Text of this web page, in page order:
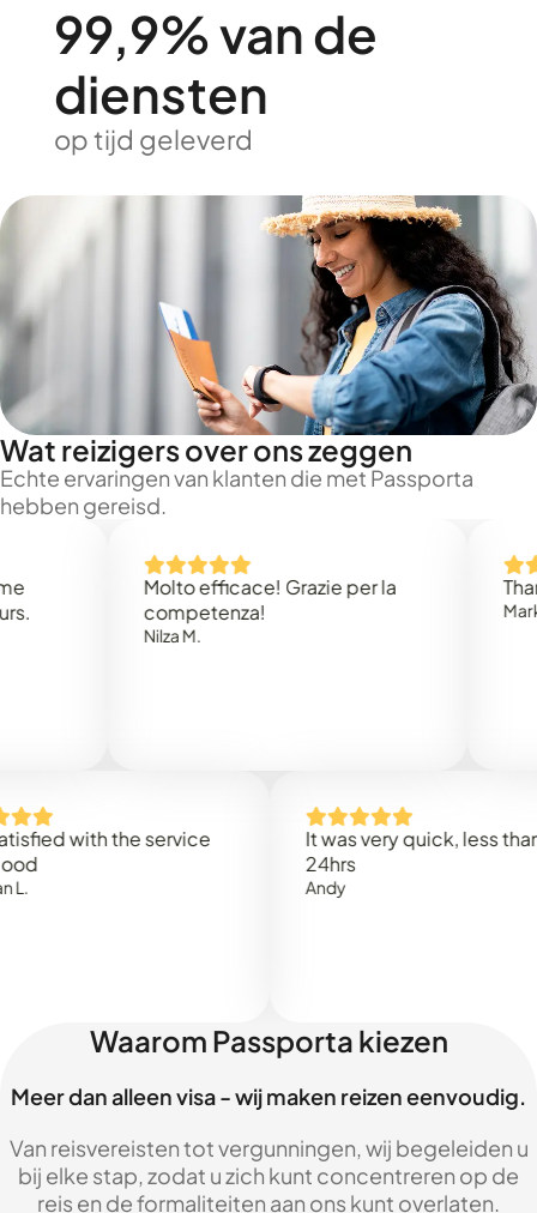
99,9% van de
diensten
op tijd geleverd
Wat reizigers over ons zeggen
Echte ervaringen van klanten die met Passporta
hebben gereisd.
Molto efficace! Grazie per la
competenza!
Thank
with the service
It was very quick, less than
Waarom Passporta kiezen
Meer dan alleen visa - wij maken reizen eenvoudig.
Van reisvereisten tot vergunningen, wij begeleiden u
bij elke stap, zodat u zich kunt concentreren op de
reis en de formaliteiten aan ons kunt overlaten.